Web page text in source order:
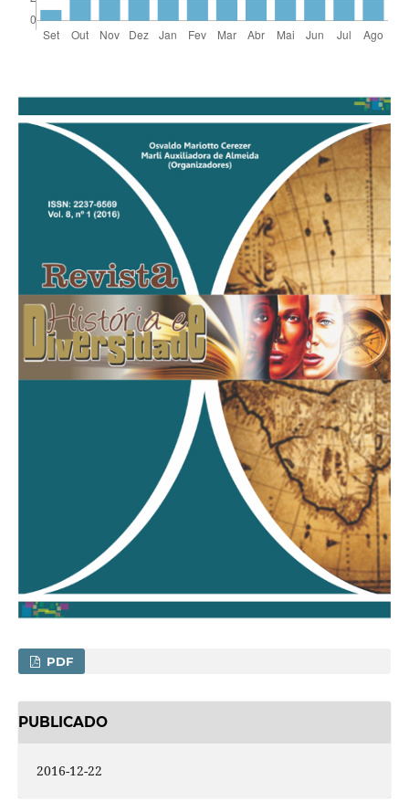
PDF
PUBLICADO
2016-12-22